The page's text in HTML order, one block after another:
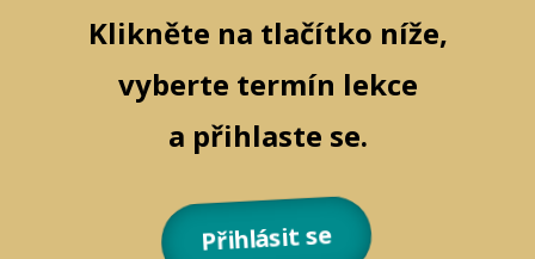
Klikněte na tlačítko níže,
vyberte termín lekce
a přihlaste se.
Přihlásit se